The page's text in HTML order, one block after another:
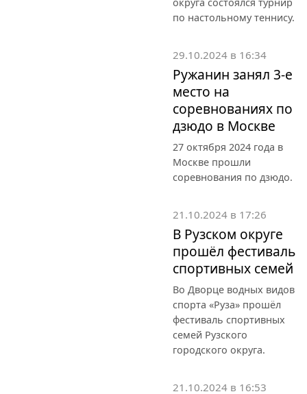
по настольному теннису.
29.10.2024 в 16:34
Ружанин занял 3-е
место на
соревнованиях по
дзюдо в Москве
27 октября 2024 года в
Москве прошли
соревнования по дзюдо.
21.10.2024 в 17:26
В Рузском округе
прошёл фестиваль
спортивных семей
Во Дворце водных видов
спорта «Руза» прошёл
фестиваль спортивных
семей Рузского
городского округа.
21.10.2024 в 16:53